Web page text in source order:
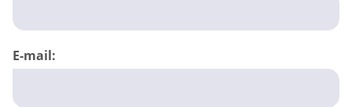
E-mail: